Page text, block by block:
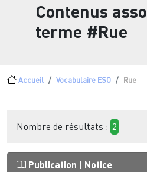
Contenus
terme #Rue
Fil d'Ariane
Accueil Vocabulaire ESO Rue
Nombre de résultats : 2
Publication Notice